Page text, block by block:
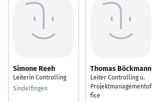
Simone Reeh
Leiterin Controlling
Sindelfingen
Thomas Böckmann
Leiter Controlling u.
Projektmanagementof
fice